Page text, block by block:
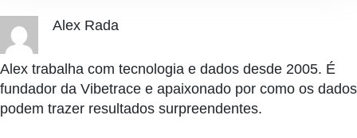
Alex Rada
Alex trabalha com tecnologia e dados desde 2005. É
fundador da Vibetrace e apaixonado por como os dados
podem trazer resultados surpreendentes.